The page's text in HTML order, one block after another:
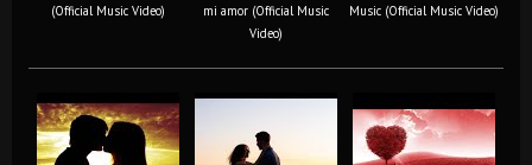
(Official Music Video)
mi amor (Official Music
Video)
Music (Official Music Video)